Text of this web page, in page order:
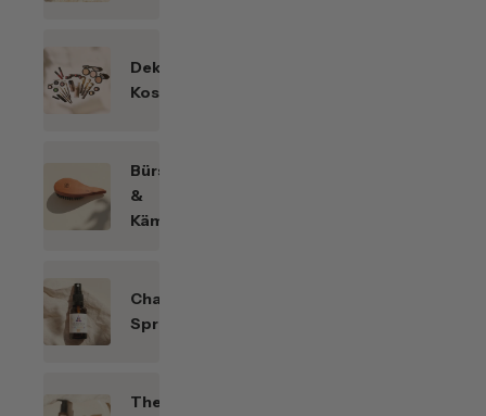
Dekorative
Kosmetik
Bürsten
&
Kämme
Chakren-
Sprays
Themen-